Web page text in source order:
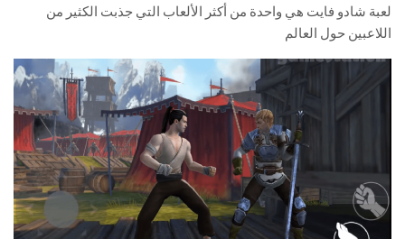
لعبة شادو فايت هي واحدة من أكثر الألعاب التي جذبت الكثير من
اللاعبين حول العالم